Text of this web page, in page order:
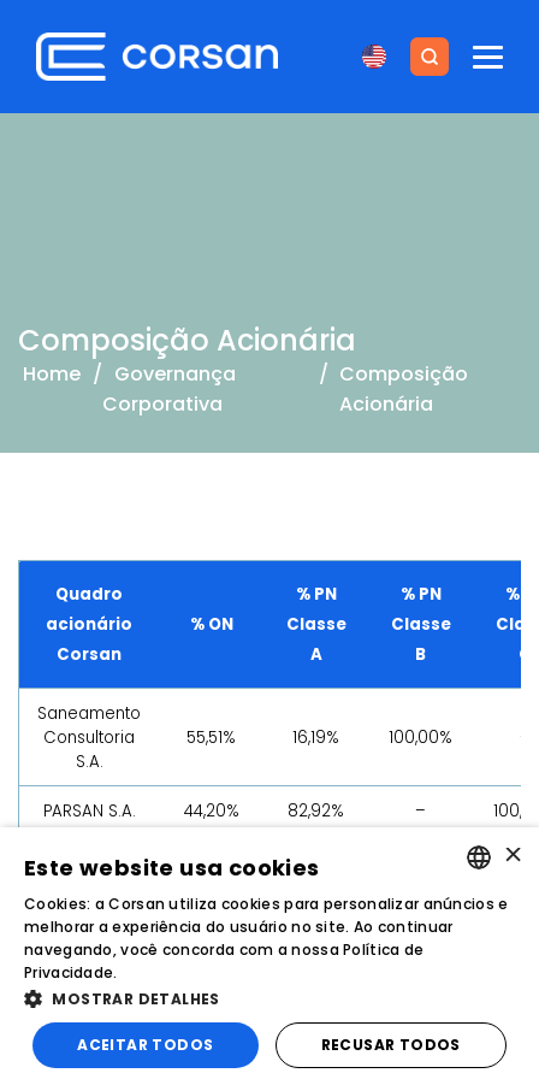
Composição Acionária
Home / Governança
Corporativa
/ Composição
Acionária
Quadro
acionário
Corsan
% ON
% PN
Classe
A
% PN
Classe
B
%
C
Saneamento
Consultoria
S.A.
55,51% 16,19% 100,00% –
PARSAN S.A. 44,20% 82,92% –
Demais
0,30% 0,89%
Total 100,00% 100,00% 100,00%
IBOV R$ 172.513 -1,73%
PORTUGUESE
ENGLISH
×
Este website usa cookies
Cookies: a Corsan utiliza cookies para personalizar anúncios e
melhorar a experiência do usuário no site. Ao continuar
navegando, você concorda com a nossa Política de
Privacidade.
MOSTRAR DETALHES
ACEITAR TODOS RECUSAR TODOS